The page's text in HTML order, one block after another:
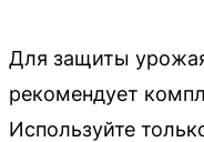
Для защиты
рекомендует
Используйте